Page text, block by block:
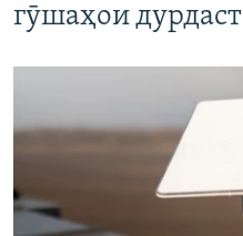
гӯшаҳои дурдаст